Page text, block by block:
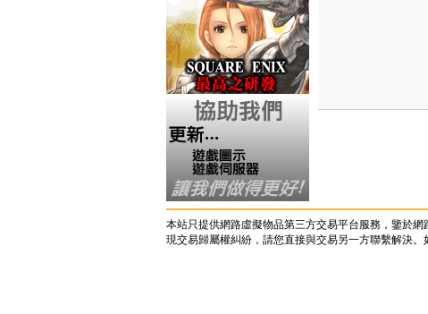
本站只提供網路虛擬物品第三方交易平台服務，鑒於
現交易歸屬權糾紛，請您直接與交易另一方聯繫解決